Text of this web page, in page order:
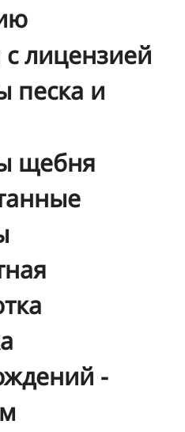
с лицензией
песка и
щебня
-